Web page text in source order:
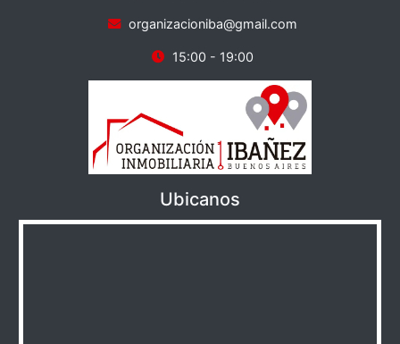
organizacioniba@gmail.com
15:00 - 19:00
Ubicanos